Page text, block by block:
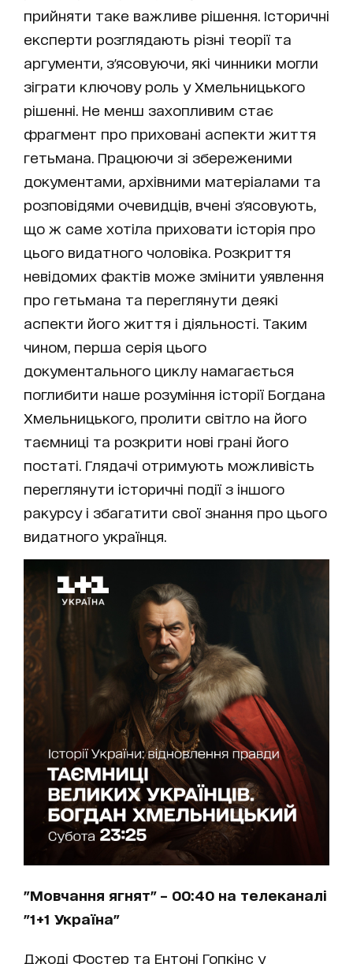
прийняти таке важливе рішення. Історичні
експерти розглядають різні теорії та
аргументи, з'ясовуючи, які чинники могли
зіграти ключову роль у Хмельницького
рішенні. Не менш захопливим стає
фрагмент про приховані аспекти життя
гетьмана. Працюючи зі збереженими
документами, архівними матеріалами та
розповідями очевидців, вчені з'ясовують,
що ж саме хотіла приховати історія про
цього видатного чоловіка. Розкриття
невідомих фактів може змінити уявлення
про гетьмана та переглянути деякі
аспекти його життя і діяльності. Таким
чином, перша серія цього
документального циклу намагається
поглибити наше розуміння історії Богдана
Хмельницького, пролити світло на його
таємниці та розкрити нові грані його
постаті. Глядачі отримують можливість
переглянути історичні події з іншого
ракурсу і збагатити свої знання про цього
видатного українця.
"Мовчання ягнят" – 00:40 на телеканалі
"1+1 Україна"
Джоді Фостер та Ентоні Гопкінс у